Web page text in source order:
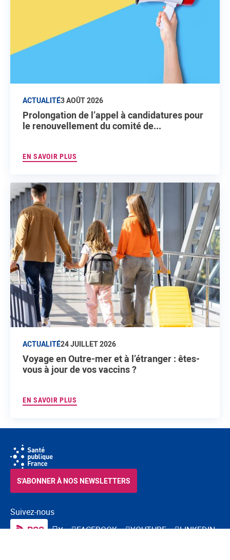
ACTUALITÉ3 AOÛT 2026
Prolongation de l’appel à candidatures pour
le renouvellement du comité de...
EN SAVOIR PLUS
ACTUALITÉ24 JUILLET 2026
Voyage en Outre-mer et à l’étranger : êtes-
vous à jour de vos vaccins ?
EN SAVOIR PLUS
Suivez-nous
RSS X FACEBOOK YOUTUBE
LINKEDIN
S'ABONNER À NOS NEWSLETTERS